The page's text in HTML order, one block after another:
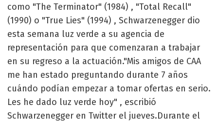
como "The Terminator" (1984) , "Total Recall"
(1990) o "True Lies" (1994) , Schwarzenegger dio
esta semana luz verde a su agencia de
representación para que comenzaran a trabajar
en su regreso a la actuación."Mis amigos de CAA
me han estado preguntando durante 7 años
cuándo podían empezar a tomar ofertas en serio.
Les he dado luz verde hoy" , escribió
Schwarzenegger en Twitter el jueves.Durante el